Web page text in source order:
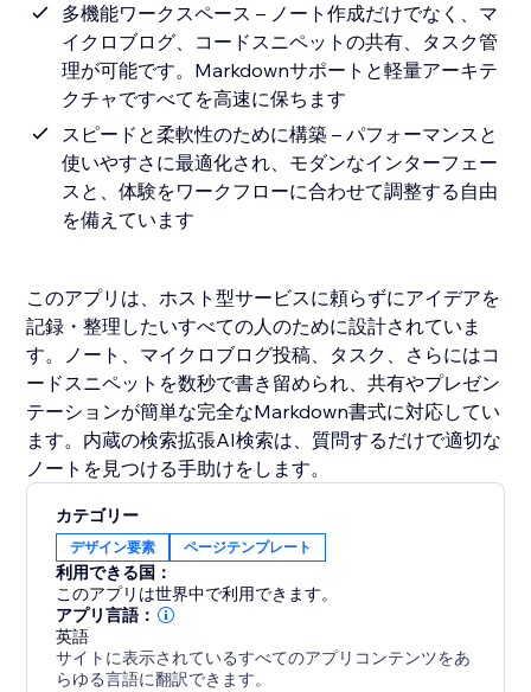
多機能ワークスペース – ノート作成だけでなく、マ
イクロブログ、コードスニペットの共有、タスク管
理が可能です。Markdownサポートと軽量アーキテ
クチャですべてを高速に保ちます
スピードと柔軟性のために構築 – パフォーマンスと
使いやすさに最適化され、モダンなインターフェー
スと、体験をワークフローに合わせて調整する自由
を備えています
このアプリは、ホスト型サービスに頼らずにアイデアを
記録・整理したいすべての人のために設計されていま
す。ノート、マイクロブログ投稿、タスク、さらにはコ
ードスニペットを数秒で書き留められ、共有やプレゼン
テーションが簡単な完全なMarkdown書式に対応してい
ます。内蔵の検索拡張AI検索は、質問するだけで適切な
ノートを見つける手助けをします。
カテゴリー
デザイン要素 ページテンプレート
利用できる国：
このアプリは世界中で利用できます。
アプリ言語：
英語
サイトに表示されているすべてのアプリコンテンツをあ
らゆる言語に翻訳できます。